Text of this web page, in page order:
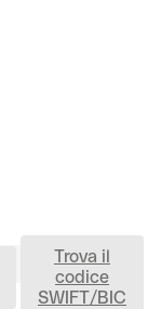
Trova il
codice
SWIFT/BIC